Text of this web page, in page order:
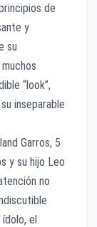
de
y
su
“look”,
inseparable
Garros, 5
y su hijo Leo
no
el